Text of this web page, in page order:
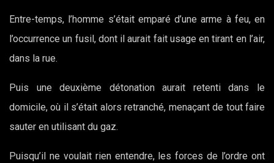
Entre-temps, l’homme s’était emparé d’une arme à feu, en
l’occurrence un fusil, dont il aurait fait usage en tirant en l’air,
dans la rue.
Puis une deuxième détonation aurait retenti dans le
domicile, où il s’était alors retranché, menaçant de tout faire
sauter en utilisant du gaz.
Puisqu’il ne voulait rien entendre, les forces de l’ordre ont